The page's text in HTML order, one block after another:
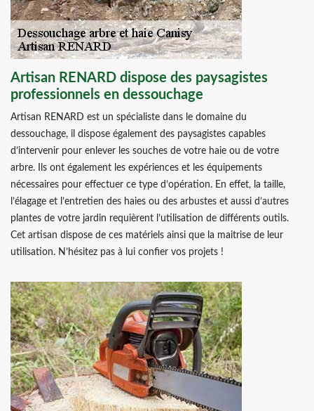
Artisan RENARD dispose des paysagistes
professionnels en dessouchage
Artisan RENARD est un spécialiste dans le domaine du
dessouchage, il dispose également des paysagistes capables
d’intervenir pour enlever les souches de votre haie ou de votre
arbre. Ils ont également les expériences et les équipements
nécessaires pour effectuer ce type d’opération. En effet, la taille,
l’élagage et l’entretien des haies ou des arbustes et aussi d’autres
plantes de votre jardin requièrent l’utilisation de différents outils.
Cet artisan dispose de ces matériels ainsi que la maitrise de leur
utilisation. N’hésitez pas à lui confier vos projets !